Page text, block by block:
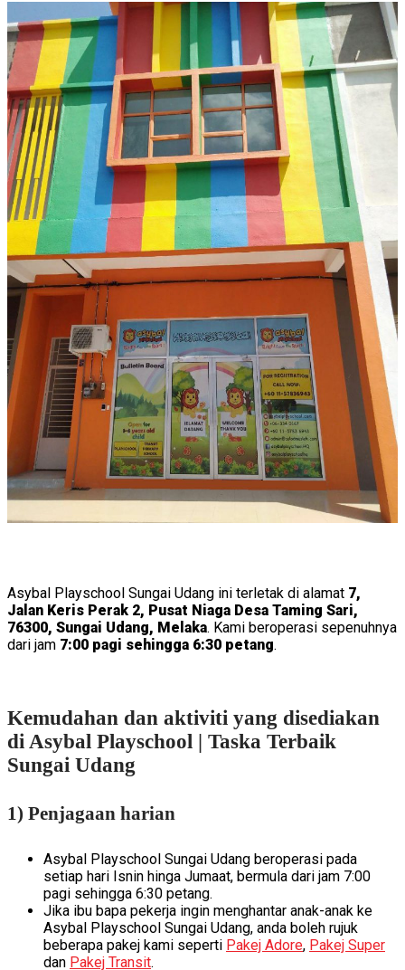
Asybal Playschool Sungai Udang ini terletak di alamat 7,
Jalan Keris Perak 2, Pusat Niaga Desa Taming Sari,
76300, Sungai Udang, Melaka. Kami beroperasi sepenuhnya
dari jam 7:00 pagi sehingga 6:30 petang.
Kemudahan dan aktiviti yang disediakan
di Asybal Playschool | Taska Terbaik
Sungai Udang
1) Penjagaan harian
Asybal Playschool Sungai Udang beroperasi pada
setiap hari Isnin hinga Jumaat, bermula dari jam 7:00
pagi sehingga 6:30 petang.
Jika ibu bapa pekerja ingin menghantar anak-anak ke
Asybal Playschool Sungai Udang, anda boleh rujuk
beberapa pakej kami seperti Pakej Adore, Pakej Super
dan Pakej Transit.